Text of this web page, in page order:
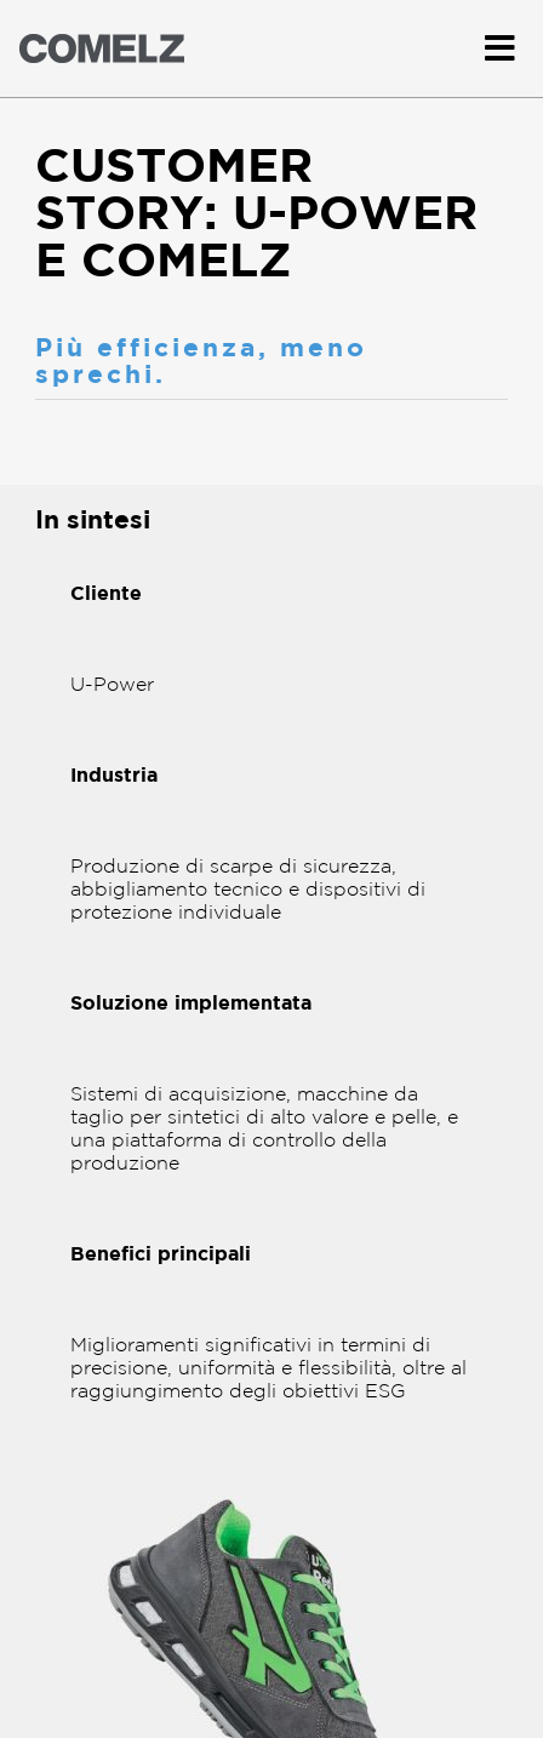
CUSTOMER
STORY: U-POWER
E COMELZ
Più efficienza, meno
sprechi.
In sintesi
Cliente
U-Power
Industria
Produzione di scarpe di sicurezza,
abbigliamento tecnico e dispositivi di
protezione individuale
Soluzione implementata
Sistemi di acquisizione, macchine da
taglio per sintetici di alto valore e pelle, e
una piattaforma di controllo della
produzione
Benefici principali
Miglioramenti significativi in termini di
precisione, uniformità e flessibilità, oltre al
raggiungimento degli obiettivi ESG